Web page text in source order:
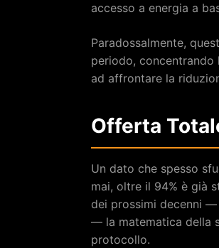
accesso a energia a
Paradossalmente,
periodo,
ad affrontare la
Offerta
Un dato che spesso
mai, oltre il 94% è già
dei prossimi decenni
— la matematica della
protocollo.